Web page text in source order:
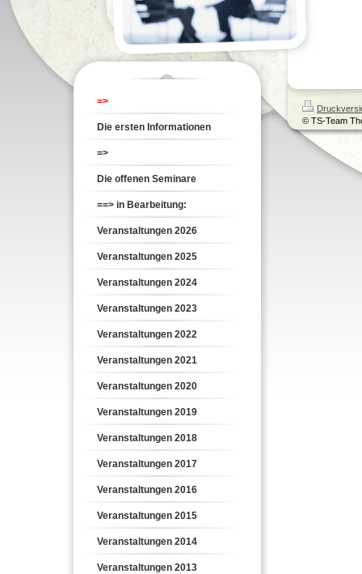
=>
Die ersten Informationen
=>
Die offenen Seminare
==> in Bearbeitung:
Veranstaltungen 2026
Veranstaltungen 2025
Veranstaltungen 2024
Veranstaltungen 2023
Veranstaltungen 2022
Veranstaltungen 2021
Veranstaltungen 2020
Veranstaltungen 2019
Veranstaltungen 2018
Veranstaltungen 2017
Veranstaltungen 2016
Veranstaltungen 2015
Veranstaltungen 2014
Veranstaltungen 2013
© TS-Team